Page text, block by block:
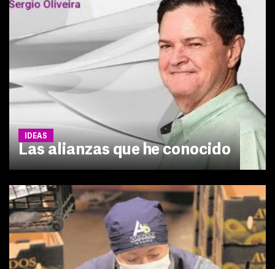
IDEAS
Las alianzas que he conocido